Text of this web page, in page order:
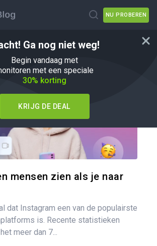
NU PROBEREN
Ga nog niet weg!
Begin vandaag met
met een speciale
30% korting
KRIJG DE DEAL
Hoe
mensen zien als je naar
dat Instagram een van de populairste
is. Recente statistieken
meer dan 7...